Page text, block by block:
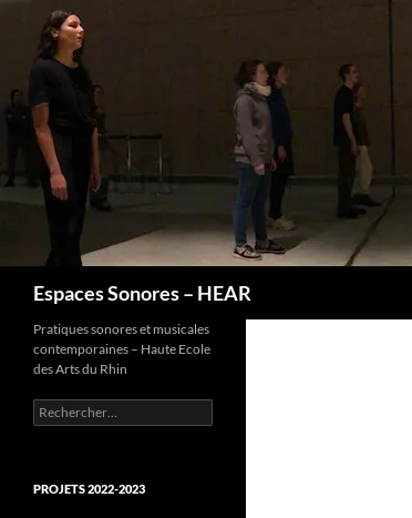
Espaces Sonores – HEAR
Pratiques sonores et musicales
contemporaines – Haute Ecole
des Arts du Rhin
Rechercher :
PROJETS 2022-2023